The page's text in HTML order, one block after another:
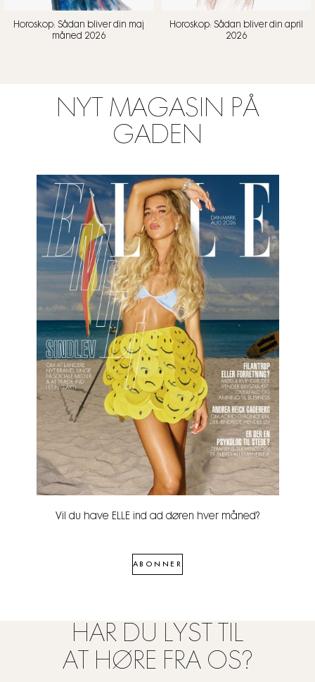
Horoskop: Sådan bliver din maj
måned 2026
Horoskop: Sådan bliver din april
2026
NYT MAGASIN PÅ
GADEN
Vil du have ELLE ind ad døren hver måned?
ABONNER
HAR DU LYST TIL
AT HØRE FRA OS?